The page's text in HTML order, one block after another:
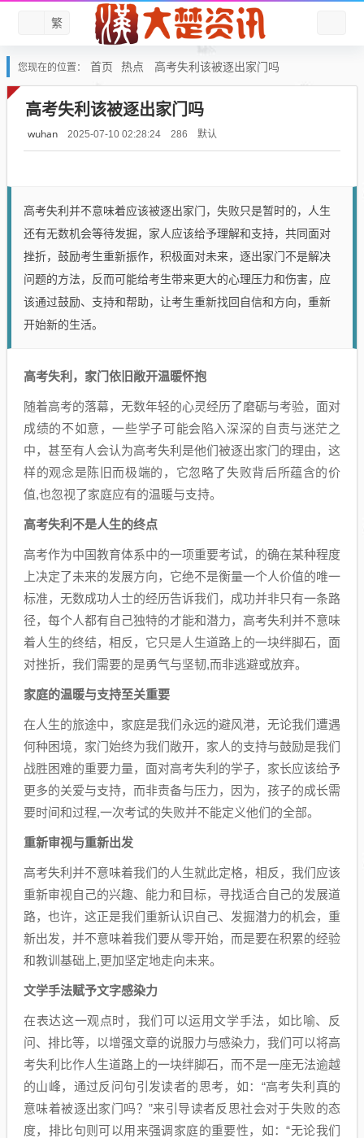
繁
您现在的位置： 首页 热点 高考失利该被逐出家门吗
高考失利该被逐出家门吗
wuhan 2025-07-10 02:28:24 286 默认
高考失利并不意味着应该被逐出家门，失败只是暂时的，人生
还有无数机会等待发掘，家人应该给予理解和支持，共同面对
挫折，鼓励考生重新振作，积极面对未来，逐出家门不是解决
问题的方法，反而可能给考生带来更大的心理压力和伤害，应
该通过鼓励、支持和帮助，让考生重新找回自信和方向，重新
开始新的生活。
高考失利，家门依旧敞开温暖怀抱
随着高考的落幕，无数年轻的心灵经历了磨砺与考验，面对
成绩的不如意，一些学子可能会陷入深深的自责与迷茫之
中，甚至有人会认为高考失利是他们被逐出家门的理由，这
样的观念是陈旧而极端的，它忽略了失败背后所蕴含的价
值,也忽视了家庭应有的温暖与支持。
高考失利不是人生的终点
高考作为中国教育体系中的一项重要考试，的确在某种程度
上决定了未来的发展方向，它绝不是衡量一个人价值的唯一
标准，无数成功人士的经历告诉我们，成功并非只有一条路
径，每个人都有自己独特的才能和潜力，高考失利并不意味
着人生的终结，相反，它只是人生道路上的一块绊脚石，面
对挫折，我们需要的是勇气与坚韧,而非逃避或放弃。
家庭的温暖与支持至关重要
在人生的旅途中，家庭是我们永远的避风港，无论我们遭遇
何种困境，家门始终为我们敞开，家人的支持与鼓励是我们
战胜困难的重要力量，面对高考失利的学子，家长应该给予
更多的关爱与支持，而非责备与压力，因为，孩子的成长需
要时间和过程,一次考试的失败并不能定义他们的全部。
重新审视与重新出发
高考失利并不意味着我们的人生就此定格，相反，我们应该
重新审视自己的兴趣、能力和目标，寻找适合自己的发展道
路，也许，这正是我们重新认识自己、发掘潜力的机会，重
新出发，并不意味着我们要从零开始，而是要在积累的经验
和教训基础上,更加坚定地走向未来。
文学手法赋予文字感染力
在表达这一观点时，我们可以运用文学手法，如比喻、反
问、排比等，以增强文章的说服力与感染力，我们可以将高
考失利比作人生道路上的一块绊脚石，而不是一座无法逾越
的山峰，通过反问句引发读者的思考，如：“高考失利真的
意味着被逐出家门吗？”来引导读者反思社会对于失败的态
度，排比句则可以用来强调家庭的重要性，如：“无论我们